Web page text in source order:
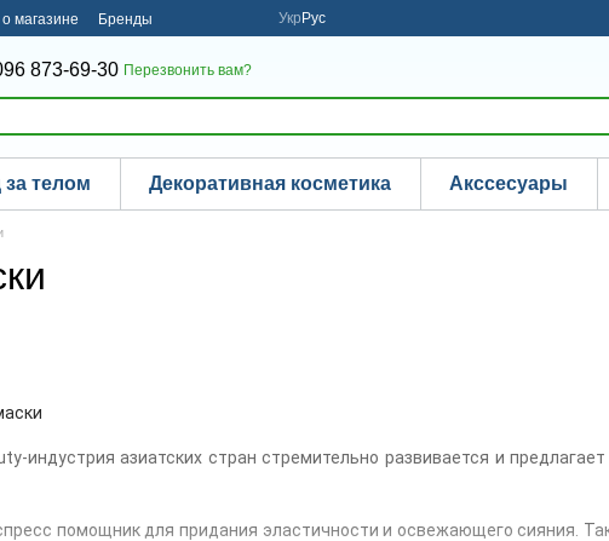
магазине Бренды Укр Рус
873-69-30 Перезвонить вам?
за телом Декоративная косметика Акссесуары
индустрия азиатских стран стремительно развивается и
помощник для придания эластичности и освежающего сияния.